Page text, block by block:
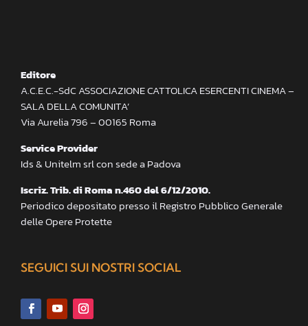
Editore
A.C.E.C.-SdC ASSOCIAZIONE CATTOLICA ESERCENTI CINEMA –
SALA DELLA COMUNITA’
Via Aurelia 796 – 00165 Roma
Service Provider
Ids & Unitelm srl con sede a Padova
Iscriz. Trib. di Roma n.460 del 6/12/2010.
Periodico depositato presso il Registro Pubblico Generale
delle Opere Protette
SEGUICI SUI NOSTRI SOCIAL